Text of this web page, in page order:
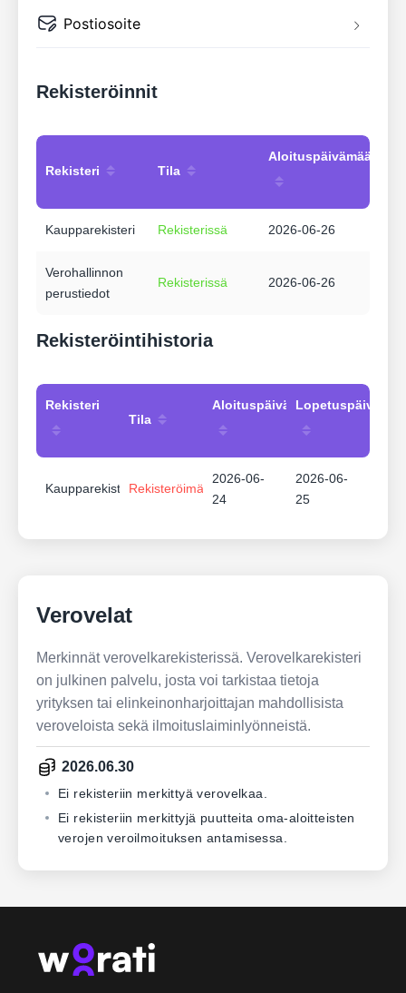
Postiosoite
Rekisteröinnit
Rekisteri Tila
Aloituspäivämäärä
Kaupparekisteri Rekisterissä 2026-06-26
Verohallinnon
perustiedot
Rekisterissä 2026-06-26
Rekisteröintihistoria
Rekisteri
Tila
Aloituspäivämäärä
KaupparekisteriRekisteröimätön
2026-06-
24
2026-06-
25
Verovelat
Merkinnät verovelkarekisterissä. Verovelkarekisteri
on julkinen palvelu, josta voi tarkistaa tietoja
yrityksen tai elinkeinonharjoittajan mahdollisista
veroveloista sekä ilmoituslaiminlyönneistä.
2026.06.30
Ei rekisteriin merkittyä verovelkaa.
Ei rekisteriin merkittyjä puutteita oma-aloitteisten
verojen veroilmoituksen antamisessa.